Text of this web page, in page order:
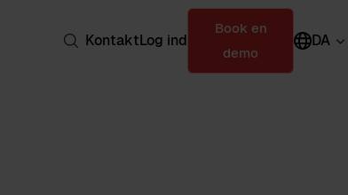
KontaktLog ind
Book en
demo
DA